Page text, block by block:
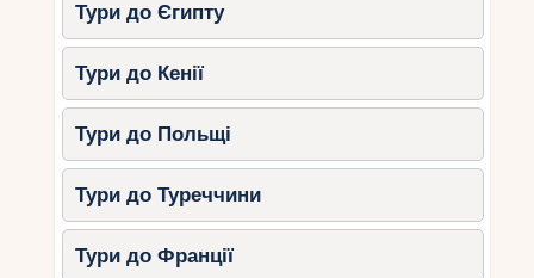
Тури до Єгипту
Тури до Кенії
Тури до Польщі
Тури до Туреччини
Тури до Франції